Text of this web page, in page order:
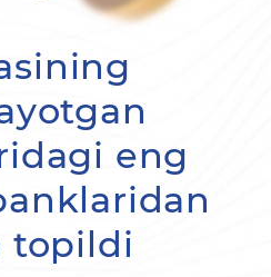
eng
topildi